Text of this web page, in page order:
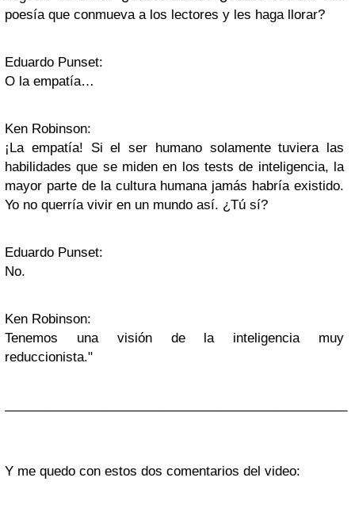
poesía que conmueva a los lectores y les haga llorar?
Eduardo Punset:
O la empatía…
Ken Robinson:
¡La empatía! Si el ser humano solamente tuviera las
habilidades que se miden en los tests de inteligencia, la
mayor parte de la cultura humana jamás habría existido.
Yo no querría vivir en un mundo así. ¿Tú sí?
Eduardo Punset:
No.
Ken Robinson:
Tenemos una visión de la inteligencia muy
reduccionista."
Y me quedo con estos dos comentarios del video: